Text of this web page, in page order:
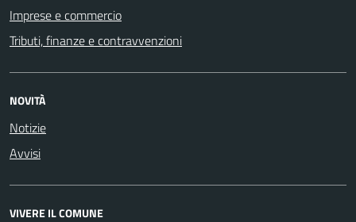
Imprese e commercio
Tributi, finanze e contravvenzioni
NOVITÀ
Notizie
Avvisi
VIVERE IL COMUNE